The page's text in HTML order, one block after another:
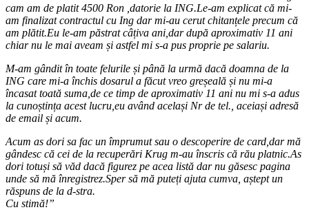
cam am de platit 4500 Ron ,datorie la ING.Le-am explicat că mi-
am finalizat contractul cu Ing dar mi-au cerut chitanțele precum că
am plătit.Eu le-am păstrat câțiva ani,dar după aproximativ 11 ani
chiar nu le mai aveam și astfel mi s-a pus proprie pe salariu.
M-am gândit în toate felurile și până la urmă dacă doamna de la
ING care mi-a închis dosarul a făcut vreo greșeală și nu mi-a
încasat toată suma,de ce timp de aproximativ 11 ani nu mi s-a adus
la cunoștința acest lucru,eu având același Nr de tel., aceiași adresă
de email și acum.
Acum as dori sa fac un împrumut sau o descoperire de card,dar mă
gândesc că cei de la recuperări Krug m-au înscris că rău platnic.As
dori totuși să văd dacă figurez pe acea listă dar nu găsesc pagina
unde să mă înregistrez.Sper să mă puteți ajuta cumva, aștept un
răspuns de la d-stra.
Cu stimă!”